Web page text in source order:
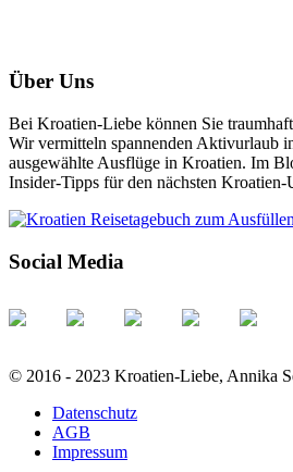
Über Uns
Bei Kroatien-Liebe können Sie
Wir vermitteln spannenden Aktivurlaub
ausgewählte Ausflüge in Kroatien. Im
Insider-Tipps für den nächsten Kroatien-
Social Media
© 2016 - 2023 Kroatien-Liebe, Annika
Datenschutz
AGB
Impressum